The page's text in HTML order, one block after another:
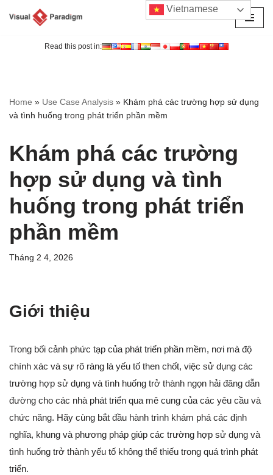
Read this post in:
Home » Use Case Analysis » Khám phá các trường hợp sử dụng
và tình huống trong phát triển phần mềm
Khám phá các trường
hợp sử dụng và tình
huống trong phát triển
phần mềm
Tháng 2 4, 2026
Giới thiệu
Trong bối cảnh phức tạp của phát triển phần mềm, nơi mà độ
chính xác và sự rõ ràng là yếu tố then chốt, việc sử dụng các
trường hợp sử dụng và tình huống trở thành ngọn hải đăng dẫn
đường cho các nhà phát triển qua mê cung của các yêu cầu và
chức năng. Hãy cùng bắt đầu hành trình khám phá các định
nghĩa, khung và phương pháp giúp các trường hợp sử dụng và
tình huống trở thành yếu tố không thể thiếu trong quá trình phát
triển.
Vietnamese